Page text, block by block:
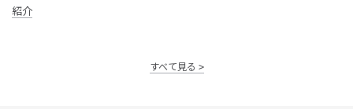
紹介
すべて見る